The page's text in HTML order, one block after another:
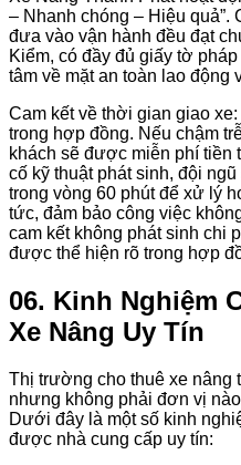
– Nhanh chóng – Hiệu quả”.
đưa vào vận hành đều đạt
Kiểm, có đầy đủ giấy tờ
tâm về mặt an toàn lao động
Cam kết về thời gian giao
trong hợp đồng. Nếu chậm
khách sẽ được miễn phí
cố kỹ thuật phát sinh, đội
trong vòng 60 phút để xử lý
tức, đảm bảo công việc
cam kết không phát sinh chi
được thể hiện rõ trong hợp
06. Kinh Nghiệm
Xe Nâng Uy Tín
Thị trường cho thuê xe nâng
nhưng không phải đơn vị
Dưới đây là một số kinh
được nhà cung cấp uy tín: